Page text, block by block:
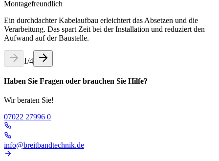
Montagefreundlich
Ein durchdachter Kabelaufbau erleichtert das Absetzen und die
Verarbeitung. Das spart Zeit bei der Installation und reduziert den
Aufwand auf der Baustelle.
1/4
Haben Sie Fragen oder brauchen Sie Hilfe?
Wir beraten Sie!
07022 27996 0
info@breitbandtechnik.de